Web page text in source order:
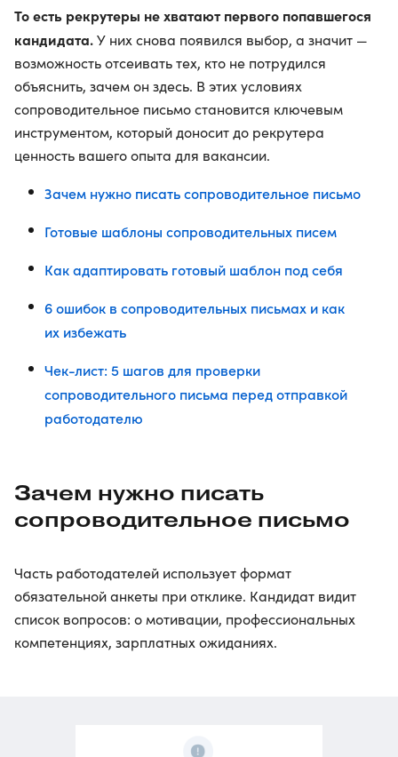
То есть рекрутеры не хватают первого попавшегося
кандидата.У них снова появился выбор, а значит —
возможность отсеивать тех, кто не потрудился
объяснить, зачем он здесь. В этих условиях
сопроводительное письмо становится ключевым
инструментом, который доносит до рекрутера
ценность вашего опыта для вакансии.
Зачем нужно писать сопроводительное письмо
Готовые шаблоны сопроводительных писем
Как адаптировать готовый шаблон под себя
6 ошибок в сопроводительных письмах и как
их избежать
Чек-лист: 5 шагов для проверки
сопроводительного письма перед отправкой
работодателю
Зачем нужно писать
сопроводительное письмо
Часть работодателей использует формат
обязательной анкеты при отклике. Кандидат видит
список вопросов: о мотивации, профессиональных
компетенциях, зарплатных ожиданиях.